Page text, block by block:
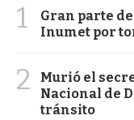
1
Gran parte
Inumet por
2
Murió el
Nacional de
tránsito